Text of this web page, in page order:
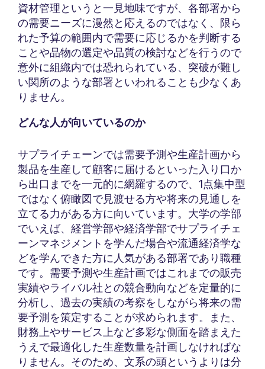
資材管理というと一見地味ですが、各部署から
の需要ニーズに漫然と応えるのではなく、限ら
れた予算の範囲内で需要に応じるかを判断する
ことや品物の選定や品質の検討などを行うので
意外に組織内では恐れられている、突破が難し
い関所のような部署といわれることも少なくあ
りません。
どんな人が向いているのか
サプライチェーンでは需要予測や生産計画から
製品を生産して顧客に届けるといった入り口か
ら出口までを一元的に網羅するので、1点集中型
ではなく俯瞰図で見渡せる方や将来の見通しを
立てる力がある方に向いています。大学の学部
でいえば、経営学部や経済学部でサプライチェ
ーンマネジメントを学んだ場合や流通経済学な
どを学んできた方に人気がある部署であり職種
です。需要予測や生産計画ではこれまでの販売
実績やライバル社との競合動向などを定量的に
分析し、過去の実績の考察をしながら将来の需
要予測を策定することが求められます。また、
財務上やサービス上など多彩な側面を踏まえた
うえで最適化した生産数量を計画しなければな
りません。そのため、文系の頭というよりは分